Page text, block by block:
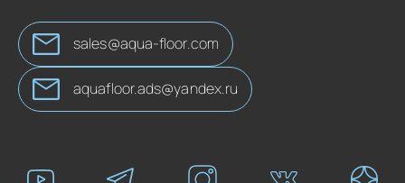
sales@aqua-floor.com
aquafloor.ads@yandex.ru